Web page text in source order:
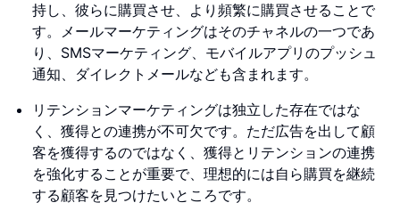
持し、彼らに購買させ、より頻繁に購買させることで
す。メールマーケティングはそのチャネルの一つであ
り、SMSマーケティング、モバイルアプリのプッシュ
通知、ダイレクトメールなども含まれます。
リテンションマーケティングは独立した存在ではな
く、獲得との連携が不可欠です。ただ広告を出して顧
客を獲得するのではなく、獲得とリテンションの連携
を強化することが重要で、理想的には自ら購買を継続
する顧客を見つけたいところです。